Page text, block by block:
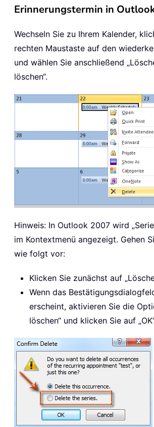
Erinnerungstermin in
Wechseln Sie zu Ihrem Kalender,
rechten Maustaste auf den
und wählen Sie anschließend
löschen“.
Hinweis: In Outlook 2007 wird
im Kontextmenü angezeigt. Gehen
wie folgt vor:
Klicken Sie zunächst auf
Wenn das
erscheint, aktivieren Sie die
löschen“ und klicken Sie auf